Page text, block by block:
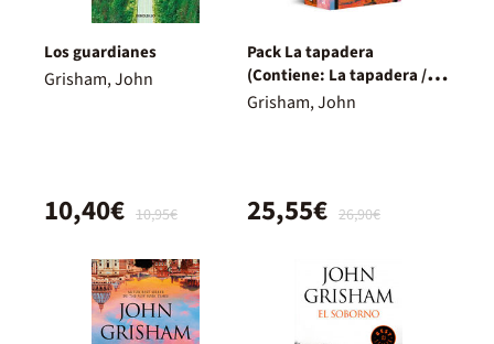
Los guardianes
Grisham, John
10,95€
10,40€
Pack La tapadera
(Contiene: La tapadera / El
intercambio)
Grisham, John
26,90€
25,55€